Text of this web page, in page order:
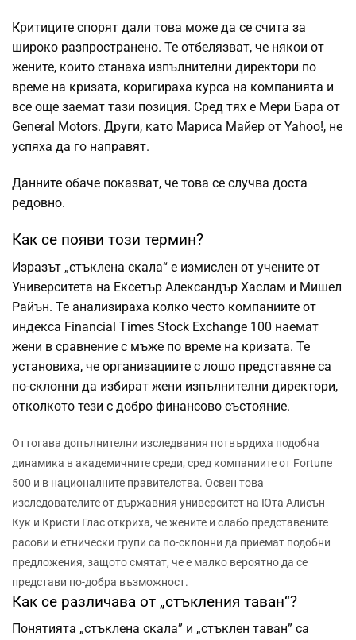
Критиците спорят дали това може да се счита за
широко разпространено. Те отбелязват, че някои от
жените, които станаха изпълнителни директори по
време на кризата, коригираха курса на компанията и
все още заемат тази позиция. Сред тях е Мери Бара от
General Motors. Други, като Мариса Майер от Yahoo!, не
успяха да го направят.
Данните обаче показват, че това се случва доста
редовно.
Как се появи този термин?
Изразът „стъклена скала“ е измислен от учените от
Университета на Ексетър Александър Хаслам и Мишел
Райън. Те анализираха колко често компаниите от
индекса Financial Times Stock Exchange 100 наемат
жени в сравнение с мъже по време на кризата. Те
установиха, че организациите с лошо представяне са
по-склонни да избират жени изпълнителни директори,
отколкото тези с добро финансово състояние.
Оттогава допълнителни изследвания потвърдиха подобна
динамика в академичните среди, сред компаниите от Fortune
500 и в националните правителства. Освен това
изследователите от държавния университет на Юта Алисън
Кук и Кристи Глас откриха, че жените и слабо представените
расови и етнически групи са по-склонни да приемат подобни
предложения, защото смятат, че е малко вероятно да се
представи по-добра възможност.
Как се различава от „стъкления таван“?
Понятията „стъклена скала” и „стъклен таван” са